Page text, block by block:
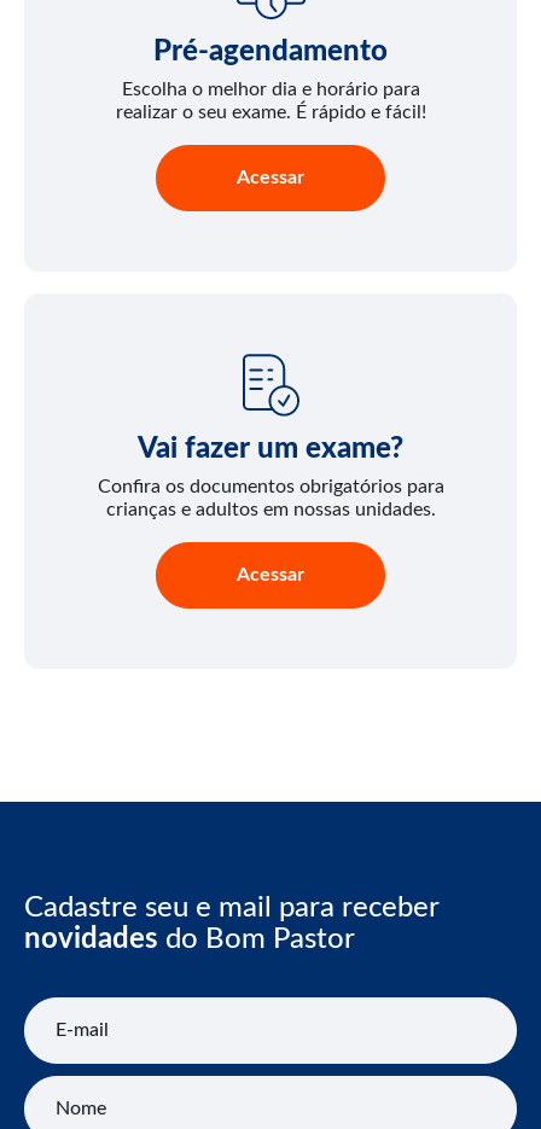
Pré-agendamento
Escolha o melhor dia e horário para
realizar o seu exame. É rápido e fácil!
Acessar
Vai fazer um exame?
Confira os documentos obrigatórios para
crianças e adultos em nossas unidades.
Acessar
Cadastre seu e mail para receber
novidades do Bom Pastor
E-mail
Nome